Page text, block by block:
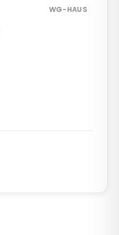
WG-HAUS